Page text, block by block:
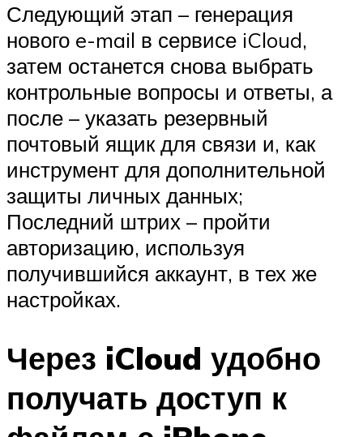
Следующий этап – генерация
нового e-mail в сервисе iCloud,
затем останется снова выбрать
контрольные вопросы и ответы, а
после – указать резервный
почтовый ящик для связи и, как
инструмент для дополнительной
защиты личных данных;
Последний штрих – пройти
авторизацию, используя
получившийся аккаунт, в тех же
настройках.
Через iCloud удобно
получать доступ к